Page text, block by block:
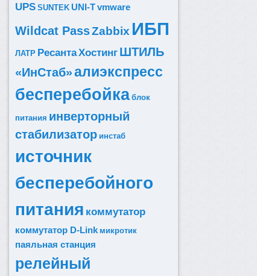
UPS SUNTEK UNI-Tvmware
Wildcat PassZabbix ИБП
ЛАТР РесантаХостинг ШТИЛЬ
«ИнСтаб»алиэкспресс
бесперебойка блок
питания инверторный
стабилизатор инстаб
источник
бесперебойного
питания коммутатор
коммутатор D-Link микротик
паяльная станция
релейный